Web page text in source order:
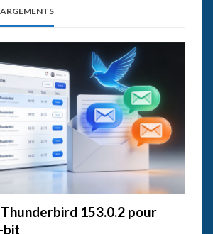
153.0.2 pour
bit